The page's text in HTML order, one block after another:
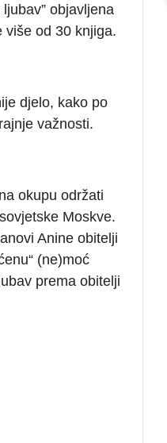
objavljena
od 30 knjiga.
djelo, kako po
važnosti.
okupu održati
Moskve.
Anine obitelji
(ne)moć
prema obitelji